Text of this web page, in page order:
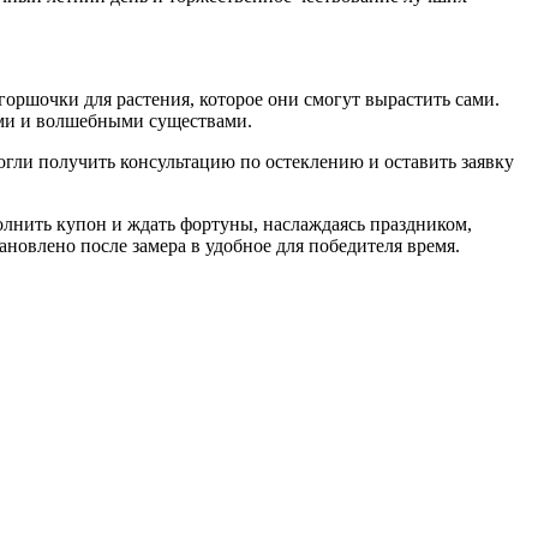
для растения, которое они смогут вырастить сами.
и волшебными существами.
получить консультацию по остеклению и оставить заявку
купон и ждать фортуны, наслаждаясь праздником,
после замера в удобное для победителя время.